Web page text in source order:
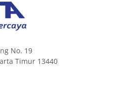
No. 19
Timur 13440